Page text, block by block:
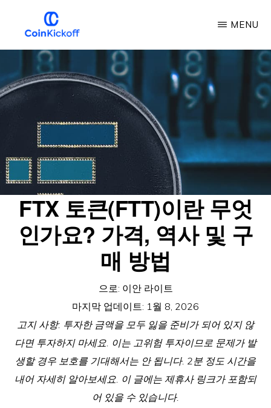
콘
츠
로
뛰
COIN
오
프
MENU
FTX 토큰(FTT)이란 무엇
인가요? 가격, 역사 및 구
매 방법
으로: 이안 라이트
마지막 업데이트: 1월 8, 2026
고지 사항: 투자한 금액을 모두 잃을 준비가 되어 있지 않
다면 투자하지 마세요. 이는 고위험 투자이므로 문제가 발
생할 경우 보호를 기대해서는 안 됩니다. 2분 정도 시간을
내어 자세히 알아보세요. 이 글에는 제휴사 링크가 포함되
어 있을 수 있습니다.